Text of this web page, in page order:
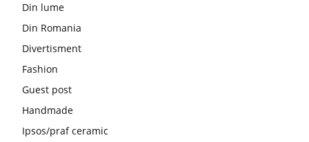
Din lume
Din Romania
Divertisment
Fashion
Guest post
Handmade
Ipsos/praf ceramic